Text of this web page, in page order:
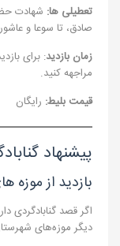
تعطیلی ها: شهادت
صادق، تا سوعا و
زمان بازدید: برای
مراجهه کنید.
قیمت بلیط: رایگان
پیشنهاد
بازدید از موزه
اگر قصد گنابادگردی
دیگر موزه‌های